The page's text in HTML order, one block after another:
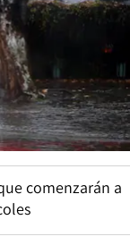
comenzarán a